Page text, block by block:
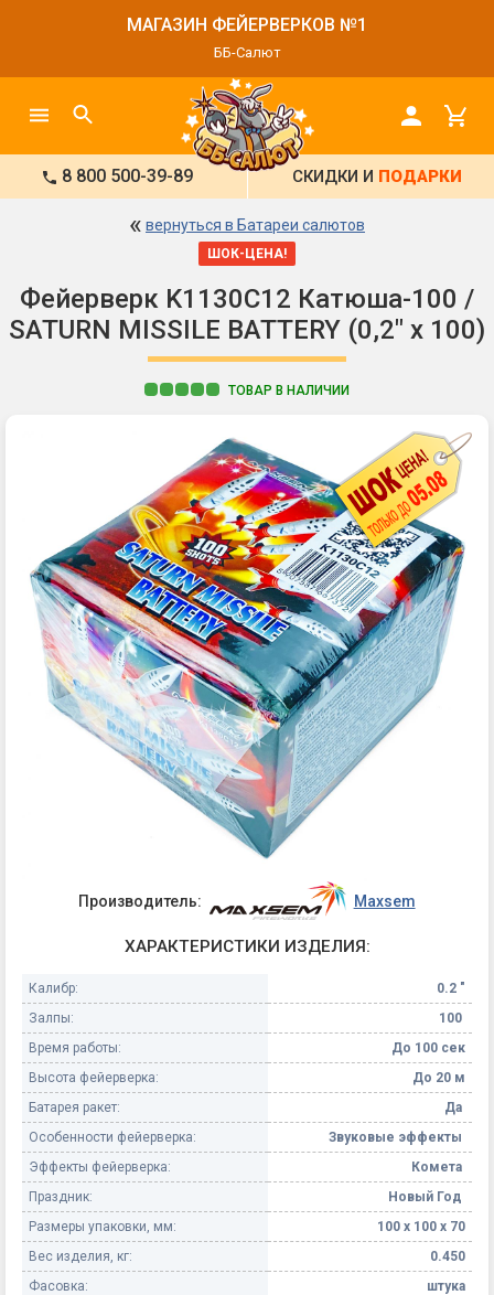
МАГАЗИН ФЕЙЕРВЕРКОВ №1
ББ-Салют
8 800 500-39-89 СКИДКИ И ПОДАРКИ
« вернуться в Батареи салютов
ШОК-ЦЕНА!
Фейерверк K1130C12 Катюша-100 /
SATURN MISSILE BATTERY (0,2" х 100)
ТОВАР В НАЛИЧИИ
Производитель: Maxsem
ХАРАКТЕРИСТИКИ ИЗДЕЛИЯ:
Калибр:
0.2 "
Залпы:
100
Время работы:
До 100 сек
Высота фейерверка:
До 20 м
Батарея ракет:
Да
Особенности фейерверка:
Звуковые эффекты
Эффекты фейерверка:
Комета
Праздник:
Новый Год
Размеры упаковки, мм:
100 х 100 х 70
Вес изделия, кг:
0.450
Фасовка:
штука